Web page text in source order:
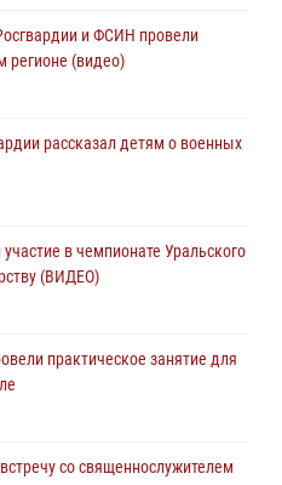
в чемпионате Уральского
безопасность турнира
и ФСИН провели
регионе (видео)
рассказал детям о военных
в чемпионате Уральского
(ВИДЕО)
практическое занятие для
со священнослужителем